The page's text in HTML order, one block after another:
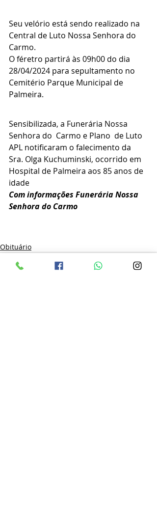
Seu velório está sendo realizado na
Central de Luto Nossa Senhora do
Carmo.
O féretro partirá às 09h00 do dia
28/04/2024 para sepultamento no
Cemitério Parque Municipal de
Palmeira.
Sensibilizada, a Funerária Nossa
Senhora do  Carmo e Plano  de Luto
APL notificaram o falecimento da
Sra. Olga Kuchuminski, ocorrido em
Hospital de Palmeira aos 85 anos de
idade
Com informações Funerária Nossa
Senhora do Carmo
Obituário